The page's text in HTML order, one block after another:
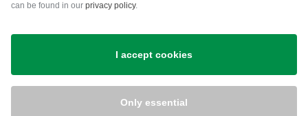
Versand
can be found in our privacy policy.
I accept cookies
Only essential